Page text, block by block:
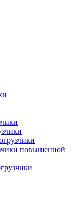
повышенной